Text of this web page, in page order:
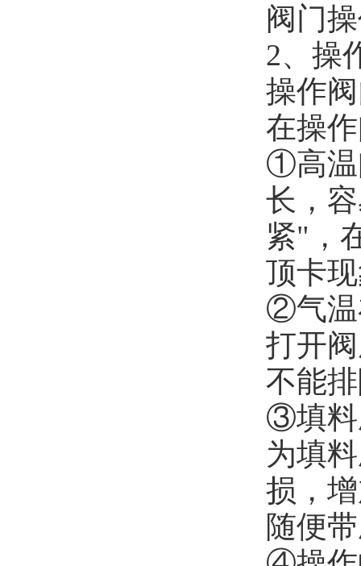
阀门
2、操
操作
在操
①高温
长，
紧"，
顶卡
②气温
打开
不能
③填料
为填
损，
随便